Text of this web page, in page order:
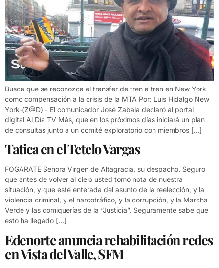
Busca que se reconozca el transfer de tren a tren en New York
como compensación a la crisis de la MTA Por: Luis Hidalgo New
York-(Z@D).- El comunicador José Zabala declaró al portal
digital Al Día TV Más, que en los próximos días iniciará un plan
de consultas junto a un comité exploratorio con miembros […]
Tatica en el Tetelo Vargas
FOGARATE Señora Virgen de Altagracia, su despacho. Seguro
que antes de volver al cielo usted tomó nota de nuestra
situación, y que esté enterada del asunto de la reelección, y la
violencia criminal, y el narcotráfico, y la corrupción, y la Marcha
Verde y las comiquerías de la “Justicia”. Seguramente sabe que
esto ha llegado […]
Edenorte anuncia rehabilitación redes
en Vista del Valle, SFM